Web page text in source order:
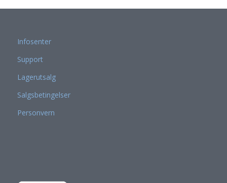
Infosenter
Support
Lagerutsalg
Salgsbetingelser
Personvern